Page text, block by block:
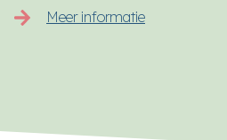
Meer informatie